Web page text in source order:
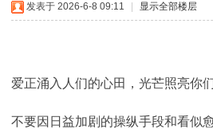
发表于 2026-6-8 09:11 显示全部楼层
爱正涌入人们的心田，光芒照亮你
不要因日益加剧的操纵手段和看似